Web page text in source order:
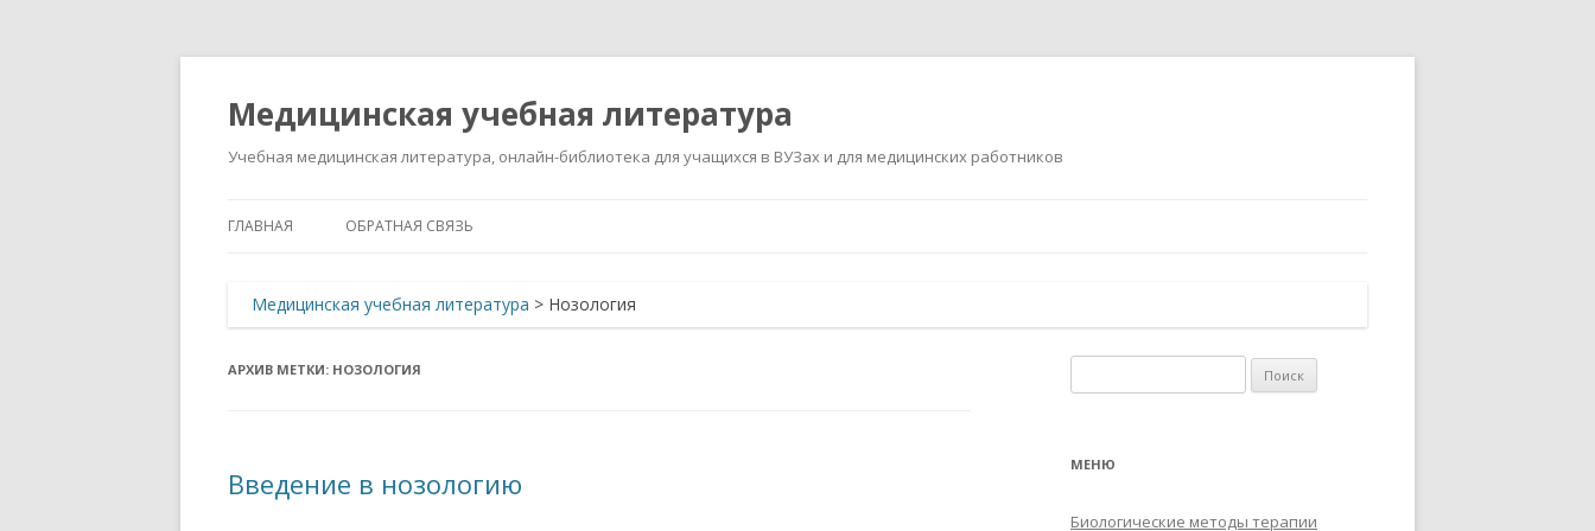
Медицинская учебная литература
Учебная медицинская литература, онлайн-библиотека для учащихся в ВУЗах и для медицинских работников
ГЛАВНАЯ ОБРАТНАЯ СВЯЗЬ
Медицинская учебная литература > Нозология
АРХИВ МЕТКИ: НОЗОЛОГИЯ
Введение в нозологию
МЕНЮ
Биологические методы терапии